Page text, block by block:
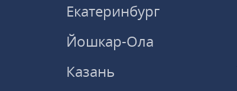
Екатеринбург
Йошкар-Ола
Казань